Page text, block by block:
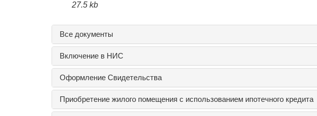
27.5 kb
Все документы
Включение в НИС
Оформление Свидетельства
Приобретение жилого помещения с использованием ипотечного кредита